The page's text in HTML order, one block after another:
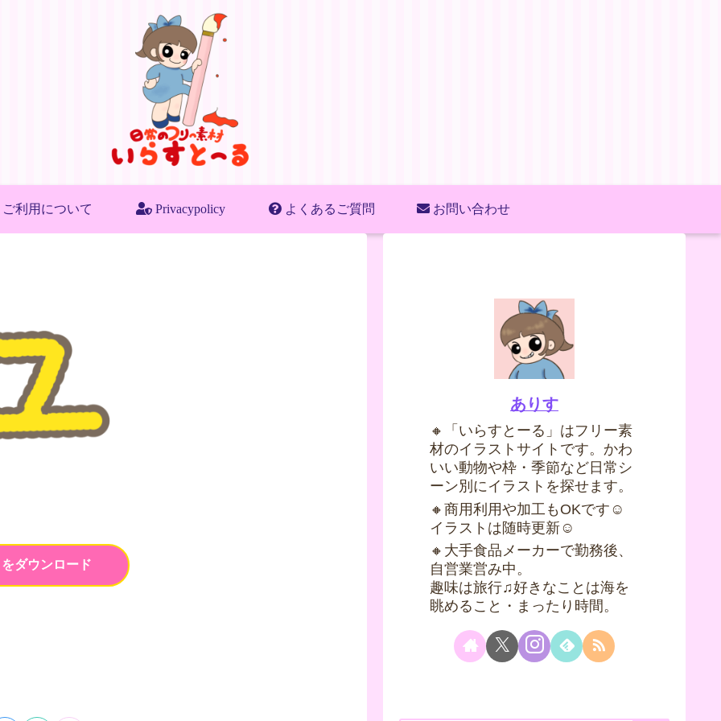
ご利用について Privacypolicy よくあるご質問 お問い合わせ
ダウンロード
ありす
🔸「いらすとーる」はフリー素
材のイラストサイトです。かわ
いい動物や枠・季節など日常シ
ーン別にイラストを探せます。
🔸商用利用や加工もOKです☺
イラストは随時更新☺
🔸大手食品メーカーで勤務後、
自営業営み中。
趣味は旅行♫好きなことは海を
眺めること・まったり時間。